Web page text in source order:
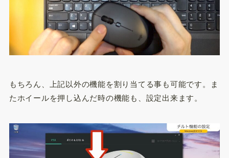
もちろん、上記以外の機能を割り当てる事も可能です。ま
たホイールを押し込んだ時の機能も、設定出来ます。